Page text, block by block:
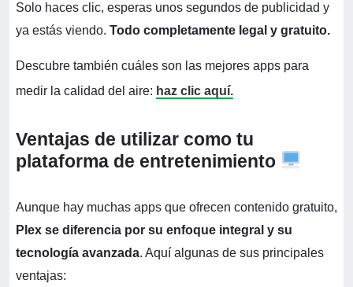
Solo haces clic, esperas unos segundos de publicidad y
ya estás viendo. Todo completamente legal y gratuito.
Descubre también cuáles son las mejores apps para
medir la calidad del aire: haz clic aquí.
Ventajas de utilizar como tu
plataforma de entretenimiento
Aunque hay muchas apps que ofrecen contenido gratuito,
Plex se diferencia por su enfoque integral y su
tecnología avanzada. Aquí algunas de sus principales
ventajas: